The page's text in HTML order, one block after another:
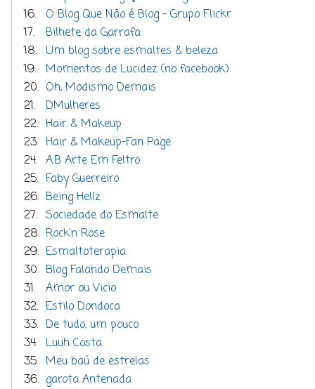
16.
O Blog Que Não é Blog - Grupo Flickr
17.
Bilhete da Garrafa
18. Um blog sobre esmaltes & beleza
19. Momentos de Lucidez (no facebook)
20. Oh, Modismo Demais
21.
DMulheres
22. Hair & Makeup
23. Hair & Makeup-Fan Page
24. A.B Arte Em Feltro
25. Faby Guerreiro
26. Being Hellz
27. Sociedade do Esmalte
28. Rock'n Rose
29. Esmaltoterapia
30. Blog Falando Demais
31.
Amor ou Vicio
32. Estilo Dondoca
33. De tudo, um pouco
34. Luuh Costa
35. Meu baú de estrelas
36. garota Antenada